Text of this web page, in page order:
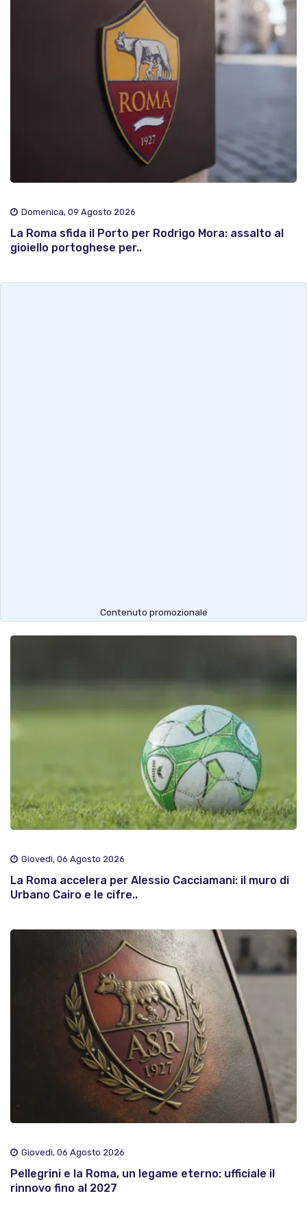
Domenica, 09 Agosto 2026
La Roma sfida il Porto per Rodrigo Mora: assalto al
gioiello portoghese per..
Contenuto promozionale
Giovedì, 06 Agosto 2026
La Roma accelera per Alessio Cacciamani: il muro di
Urbano Cairo e le cifre..
Giovedì, 06 Agosto 2026
Pellegrini e la Roma, un legame eterno: ufficiale il
rinnovo fino al 2027